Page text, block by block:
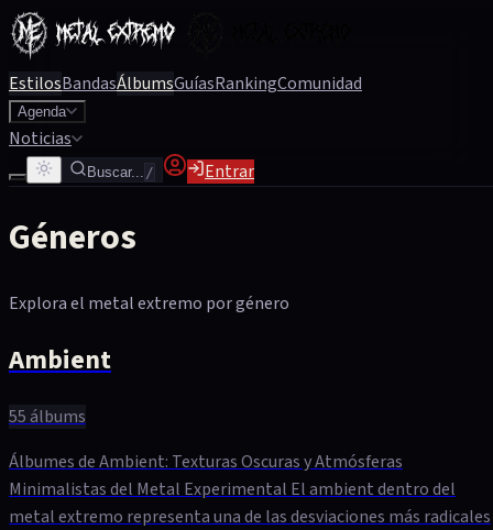
EstilosBandasÁlbumsGuíasRankingComunidad
Agenda
Noticias
Buscar... / Entrar
Géneros
Explora el metal extremo por género
Ambient
55álbums
Álbumes de Ambient: Texturas Oscuras y Atmósferas
Minimalistas del Metal Experimental El ambient dentro del
metal extremo representa una de las desviaciones más radicales